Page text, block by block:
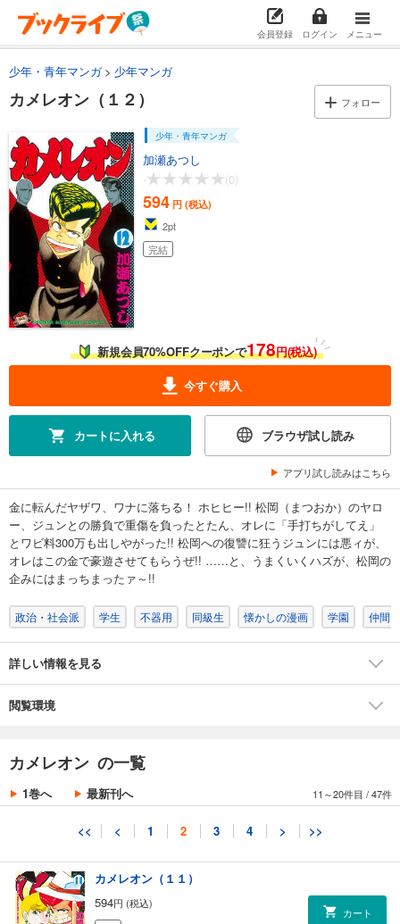
会員登録 ログイン メニュー
少年・青年マンガ 少年マンガ
カメレオン（１２） フォロー
少年・青年マンガ
加瀬あつし
-
(0)
594 円 (税込)
2pt
完結
新規会員70%OFFクーポンで178円(税込)
今すぐ購入
カートに入れる ブラウザ試し読み
アプリ試し読みはこちら
金に転んだヤザワ、ワナに落ちる！ ホヒヒー!! 松岡（まつおか）のヤロ
ー、ジュンとの勝負で重傷を負ったとたん、オレに「手打ちがしてえ」
とワビ料300万も出しやがった!! 松岡への復讐に狂うジュンには悪ィが、
オレはこの金で豪遊させてもらうぜ!! ……と、うまくいくハズが、松岡の
企みにはまっちまったァ～!!
政治・社会派 学生 不器用 同級生 懐かしの漫画 学園 仲間
詳しい情報を見る
閲覧環境
カメレオン の一覧
1巻へ 最新刊へ 11～20件目 /47件
<< < 1 2 3 4 > >>
円 (税込)
完結
カート
あらすじを表示する
カメレオン（５）
594円 (税込)
完結
あらすじを表示する
カメレオン（６）
594
円 (税込)
完結
あらすじを表示する
カメレオン（７）
完結
試し読み
あらすじを表示する
カメレオン（８）
594円 (税込)
完結
カート
あらすじを表示する
カメレオン（９）
594円 (税込)
完結
カート
試し読み
594
円 (税込)
完結
カメレオン（１１）
594円 (税込)
カート